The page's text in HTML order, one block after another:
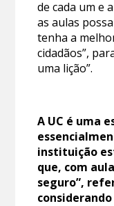
de cada um e
as aulas
tenha a
cidadãos”,
uma lição”.
A UC é uma
instituição
que, com
seguro”,